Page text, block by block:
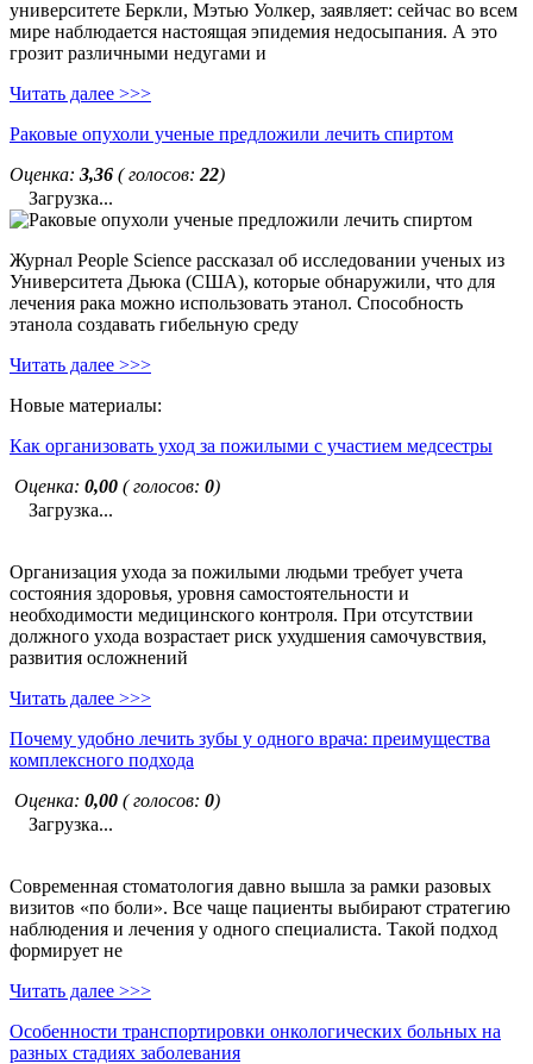
университете Беркли, Мэтью Уолкер, заявляет: сейчас во всем
мире наблюдается настоящая эпидемия недосыпания. А это
грозит различными недугами и
Читать далее >>>
Раковые опухоли ученые предложили лечить спиртом
Оценка: 3,36 ( голосов: 22)
Загрузка...
Журнал People Science рассказал об исследовании ученых из
Университета Дьюка (США), которые обнаружили, что для
лечения рака можно использовать этанол. Способность
этанола создавать гибельную среду
Читать далее >>>
Новые материалы:
Как организовать уход за пожилыми с участием медсестры
Оценка: 0,00 ( голосов: 0)
Загрузка...
Организация ухода за пожилыми людьми требует учета
состояния здоровья, уровня самостоятельности и
необходимости медицинского контроля. При отсутствии
должного ухода возрастает риск ухудшения самочувствия,
развития осложнений
Читать далее >>>
Почему удобно лечить зубы у одного врача: преимущества
комплексного подхода
Оценка: 0,00 ( голосов: 0)
Загрузка...
Современная стоматология давно вышла за рамки разовых
визитов «по боли». Все чаще пациенты выбирают стратегию
наблюдения и лечения у одного специалиста. Такой подход
формирует не
Читать далее >>>
Особенности транспортировки онкологических больных на
разных стадиях заболевания